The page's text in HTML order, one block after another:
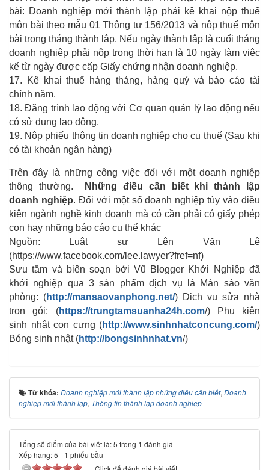
bài: Doanh nghiệp mới thành lập phải kê khai nộp thuế
môn bài theo mẫu 01 Thông tư 156/2013 và nộp thuế môn
bài trong tháng thành lập. Nếu ngày thành lập là cuối tháng
doanh nghiệp phải nộp trong thời hạn là 10 ngày làm việc
kể từ ngày được cấp Giấy chứng nhận doanh nghiệp.
17. Kê khai thuế hàng tháng, hàng quý và báo cáo tài
chính năm.
18. Đăng trình lao động với Cơ quan quản lý lao động nếu
có sử dụng lao động.
19. Nộp phiếu thông tin doanh nghiệp cho cụ thuế (Sau khi
có tài khoản ngân hàng)
Trên đây là những công việc đối với một doanh nghiệp
thông thường.
Những điều cần biết khi thành lập
doanh nghiệp. Đối với một số doanh nghiệp tùy vào điều
kiện ngành nghề kinh doanh mà có cần phải có giấy phép
con hay những báo cáo cụ thể khác
Nguồn: Luật sư Lên Văn Lê
(https://www.facebook.com/lee.lawyer?fref=nf)
Sưu tầm và biên soạn bởi Vũ Blogger Khởi Nghiệp đã
khởi nghiệp qua 3 sản phẩm dịch vụ là Màn sáo văn
phòng: (http://mansaovanphong.net/) Dịch vụ sửa nhà
trọn gói: (https://trungtamsuanha24h.com/) Phụ kiện
sinh nhật con cưng (http://www.sinhnhatconcung.com/)
Bóng sinh nhật (http://bongsinhnhat.vn/)
Từ khóa: Doanh nghiệp mới thành lập những điều cần biết, Doanh
nghiệp mới thành lập, Thông tin thành lập doanh nghiệp
Tổng số điểm của bài viết là: 5 trong 1 đánh giá
Xếp hạng:5 - 1 phiếu bầu